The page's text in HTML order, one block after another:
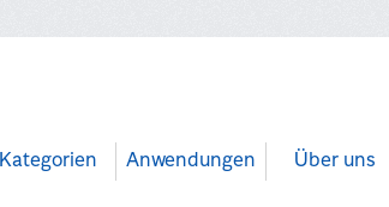
Kategorien Anwendungen Über uns